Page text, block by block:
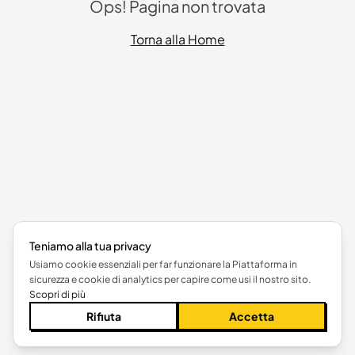
Ops! Pagina non trovata
Torna alla Home
Teniamo alla tua privacy
Usiamo cookie essenziali per far funzionare la Piattaforma in
sicurezza e cookie di analytics per capire come usi il nostro sito.
Scopri di più
Rifiuta Accetta